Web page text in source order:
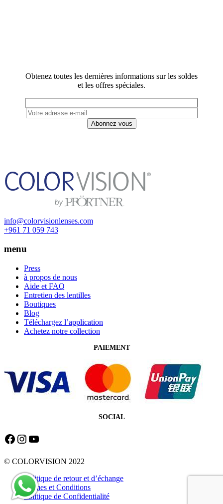
Obtenez toutes les dernières informations sur les soldes
et les offres spéciales.
info@colorvisionlenses.com
+961 71 059 743
menu
Press
à propos de nous
Aide et FAQ
Entretien des lentilles
Boutiques
Blog
Téléchargez l’application
Achetez notre collection
PAIEMENT
SOCIAL
Facebook
Instagram
YouTube
© COLORVISION 2022
Politique de retour et d’échange
Termes et Conditions
Politique de Confidentialité